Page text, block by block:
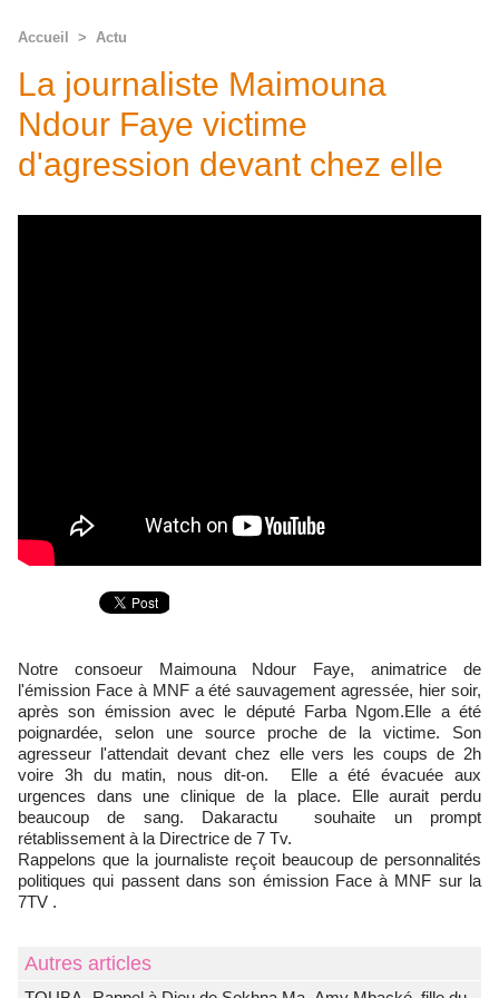
Accueil > Actu
La journaliste Maimouna
Ndour Faye victime
d'agression devant chez elle
Notre consoeur Maimouna Ndour Faye, animatrice de
l'émission Face à MNF a été sauvagement agressée, hier soir,
après son émission avec le député Farba Ngom.Elle a été
poignardée, selon une source proche de la victime. Son
agresseur l'attendait devant chez elle vers les coups de 2h
voire 3h du matin, nous dit-on. Elle a été évacuée aux
urgences dans une clinique de la place. Elle aurait perdu
beaucoup de sang. Dakaractu souhaite un prompt
rétablissement à la Directrice de 7 Tv.
Rappelons que la journaliste reçoit beaucoup de personnalités
politiques qui passent dans son émission Face à MNF sur la
7TV .
Autres articles